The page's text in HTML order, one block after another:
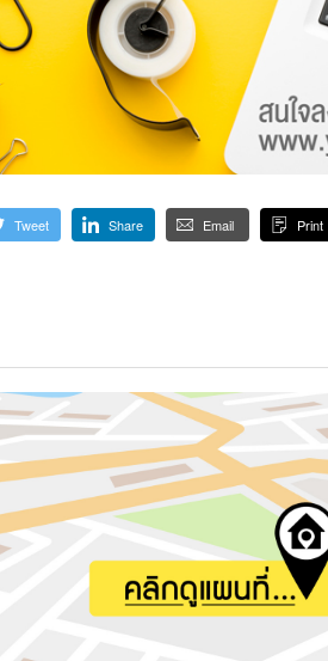
Tweet Share Email Print